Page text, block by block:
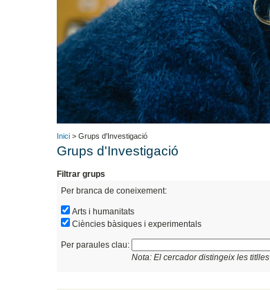
Inici > Grups d'Investigació
Grups d'Investigació
Filtrar grups
Per branca de coneixement:
Arts i humanitats
Ciències bàsiques i experimentals
Per paraules clau:
Nota: El cercador distingeix les titlles